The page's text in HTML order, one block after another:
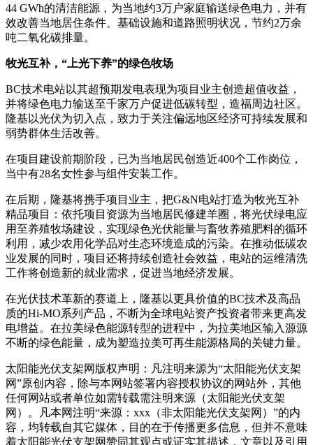
44 GWh的清洁能源，为当地约3万户家庭输送绿色电力，并有
效改善当地居住条件、基础设施和道路照明状况，节约2万余
吨二氧化碳排量。
牧光互补，“上光下养”的绿色牧场
BC技术电站以其超预期发电表现为项目业主创造超值收益，
并将绿色电力输送至千家万户促进低碳转型，造福周边社区。
隆基以光伏为切入点，致力于关注偏远地区经济可持续发展和
弱势群体生活改善。
在项目建设前期阶段，已为当地居民创造近400个工作岗位，
当中有28名女性参与组件安装工作。
在后期，隆基将携手项目业主，把G&N电站打造为牧光互补
精品项目：依托项目资源为当地居民修建羊圈，将光伏绿电应
用至养殖牧场建设，实现绿色光伏能量与畜牧养殖肥料的循环
利用，减少农用化学品对生态环境造成的污染。在推动低碳农
业发展的同时，项目还将持续创造社会效益，电站的运维清洗
工作将创造新的就业需求，促进当地经济发展。
在光伏技术革新的赛道上，隆基以更具价值的BC技术及高品
质的Hi-MO系列产品，不断为全球电站资产投资者带来更高发
电增益。在拉美绿色能源转型的进程中，为拉美地区输入源源
不断的绿色能量，成为塑造拉美可再生能源格局的关键力量。
太阳能光伏支架网版权声明：凡注明来源为“太阳能光伏支架
网”原创内容，除与本网站签署内容授权协议的网站外，其他
任何网站或者单位如需转载需注明来源（太阳能光伏支架
网）。凡本网注明“来源：xxx（非太阳能光伏支架网）”的内
容，均转载自其它媒体，目的在于传播更多信息，但并不意味
着太阳能光伏支架网赞同其观点或证实其描述，文章以及引用